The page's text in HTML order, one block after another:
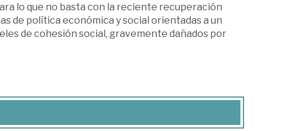
lo que no basta con la reciente recuperación
de política económica y social orientadas a un
de cohesión social, gravemente dañados por